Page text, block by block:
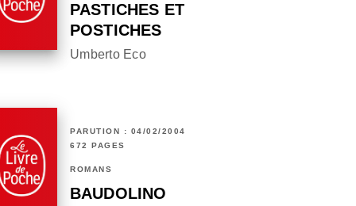
PASTICHES ET
POSTICHES
Umberto Eco
PARUTION : 04/02/2004
672 PAGES
ROMANS
BAUDOLINO